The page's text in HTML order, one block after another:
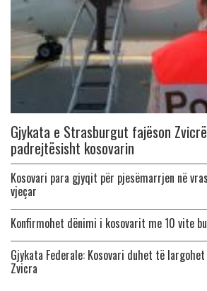
Gjykata e Strasburgut fajëson
padrejtësisht kosovarin
Kosovari para gjyqit për pjesëmarrjen në
vjeçar
Konfirmohet dënimi i kosovarit me 10 vite
Gjykata Federale: Kosovari duhet të
Zvicra